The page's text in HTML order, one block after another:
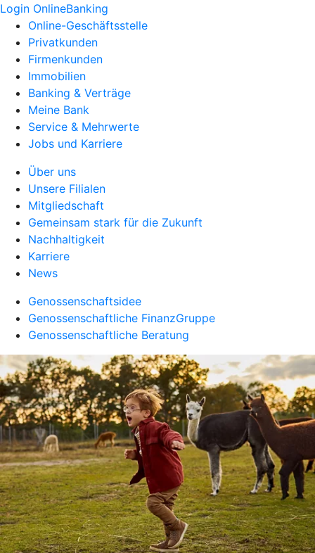
Login OnlineBanking
Online-Geschäftsstelle
Privatkunden
Firmenkunden
Immobilien
Banking & Verträge
Meine Bank
Service & Mehrwerte
Jobs und Karriere
Über uns
Unsere Filialen
Mitgliedschaft
Gemeinsam stark für die Zukunft
Nachhaltigkeit
Karriere
News
Genossenschaftsidee
Genossenschaftliche FinanzGruppe
Genossenschaftliche Beratung